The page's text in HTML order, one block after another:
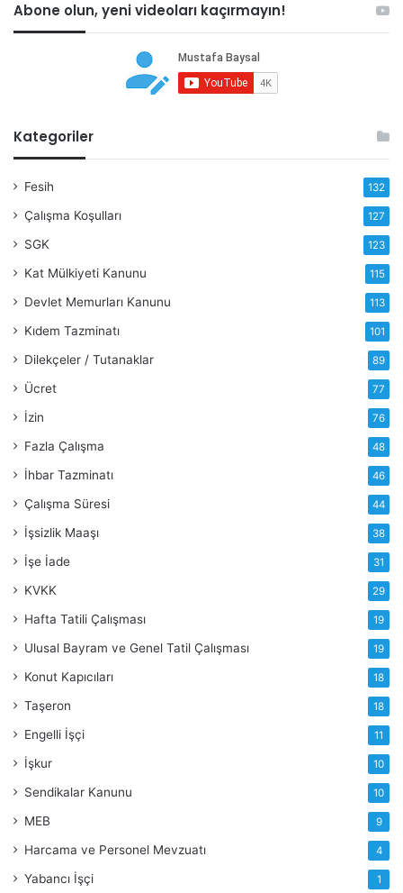
Abone olun, yeni videoları kaçırmayın!
Kategoriler
Fesih 132
Çalışma Koşulları 127
SGK 123
Kat Mülkiyeti Kanunu 115
Devlet Memurları Kanunu 113
Kıdem Tazminatı 101
Dilekçeler / Tutanaklar 89
Ücret 77
İzin 76
Fazla Çalışma 48
İhbar Tazminatı 46
Çalışma Süresi 44
İşsizlik Maaşı 38
İşe İade 31
KVKK 29
Hafta Tatili Çalışması 19
Ulusal Bayram ve Genel Tatil Çalışması 19
Konut Kapıcıları 18
Taşeron 18
Engelli İşçi 11
İşkur 10
Sendikalar Kanunu 10
MEB 9
Harcama ve Personel Mevzuatı 4
Yabancı İşçi 1